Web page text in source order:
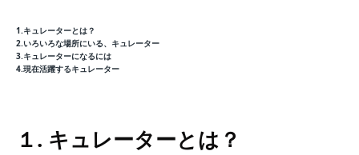
1.キュレーターとは？
2.いろいろな場所にいる、キュレーター
3.キュレーターになるには
4.現在活躍するキュレーター
１. キュレーターとは？